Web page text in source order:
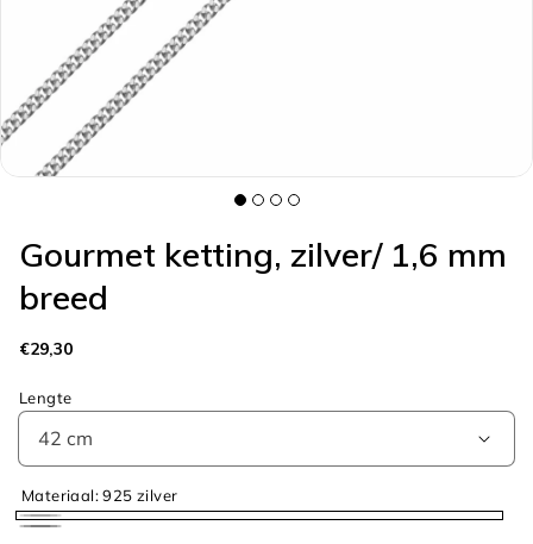
Gourmet ketting, zilver/ 1,6 mm
breed
Normale
€29,30
Lengte
Materiaal:925 zilver
925